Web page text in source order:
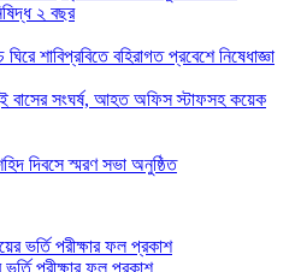
২ বছর
শাবিপ্রবিতে বহিরাগত প্রবেশে নিষেধাজ্ঞা
দুই বাসের সংঘর্ষ, আহত অফিস স্টাফসহ কয়েক
দিবসে স্মরণ সভা অনুষ্ঠিত
ভর্তি পরীক্ষার ফল প্রকাশ